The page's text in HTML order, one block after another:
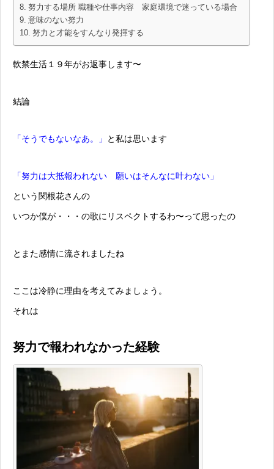
努力する場所 職種や仕事内容 家庭環境で迷っている場合
意味のない努力
努力と才能をすんなり発揮する
軟禁生活１９年がお返事します〜
結論
「そうでもないなあ。」 と私は思います
「努力は大抵報われない 願いはそんなに叶わない」
という関根花さんの
いつか僕が・・・の歌にリスペクトするわ〜って思ったの
とまた感情に流されましたね
ここは冷静に理由を考えてみましょう。
それは
努力で報われなかった経験